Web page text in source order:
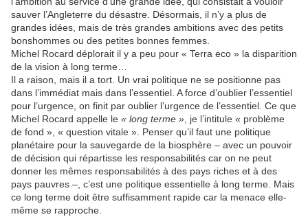
sauver l’Angleterre du désastre. Désormais, il n’y a plus de
grandes idées, mais de très grandes ambitions avec des petits
bonshommes ou des petites bonnes femmes.
Michel Rocard déplorait il y a peu pour « Terra eco » la disparition
de la vision à long terme…
Il a raison, mais il a tort. Un vrai politique ne se positionne pas
dans l’immédiat mais dans l’essentiel. A force d’oublier l’essentiel
pour l’urgence, on finit par oublier l’urgence de l’essentiel. Ce que
Michel Rocard appelle le « long terme » , je l’intitule « problème
de fond », « question vitale ». Penser qu’il faut une politique
planétaire pour la sauvegarde de la biosphère – avec un pouvoir
de décision qui répartisse les responsabilités car on ne peut
donner les mêmes responsabilités à des pays riches et à des
pays pauvres –, c’est une politique essentielle à long terme. Mais
ce long terme doit être suffisamment rapide car la menace elle-
même se rapproche.